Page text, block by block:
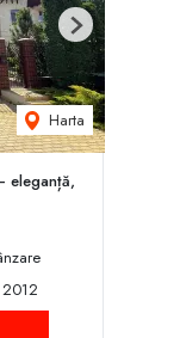
Harta
Next
eleganță,
2012